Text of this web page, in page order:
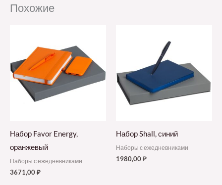
Похожие
Набор Favor Energy,
оранжевый
Наборы с ежедневниками
3671,00₽
Набор Shall, синий
Наборы с ежедневниками
1980,00₽